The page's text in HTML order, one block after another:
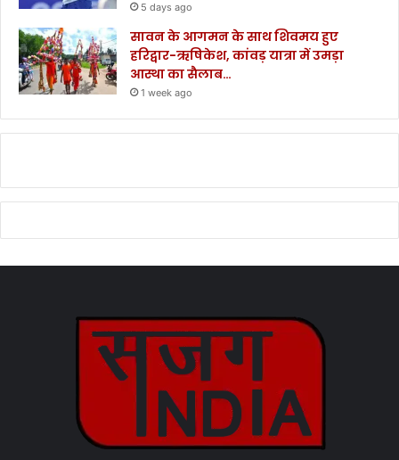
5 days ago
सावन के आगमन के साथ शिवमय हुए
हरिद्वार-ऋषिकेश, कांवड़ यात्रा में उमड़ा
आस्था का सैलाब…
1 week ago